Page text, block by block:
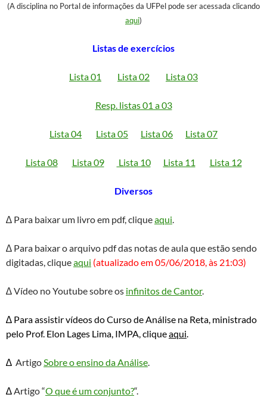
(A disciplina no Portal de informações da UFPel pode ser acessada clicando
aqui)
Listas de exercícios
Lista 01 Lista 02 Lista 03
Resp. listas 01 a 03
Lista 04 Lista 05 Lista 06 Lista 07
Lista 08 Lista 09 Lista 10 Lista 11 Lista 12
Diversos
∆ Para baixar um livro em pdf, cliqueaqui.
∆ Para baixar o arquivo pdf das notas de aula que estão sendo
digitadas, cliqueaqui (atualizado em 05/06/2018, às 21:03)
∆ Vídeo no Youtube sobre os infinitos de Cantor.
∆ Para assistir vídeos do Curso de Análise na Reta, ministrado
pelo Prof. Elon Lages Lima, IMPA, cliqueaqui.
∆ ArtigoSobre o ensino da Análise.
∆Artigo “O que é um conjunto?“.